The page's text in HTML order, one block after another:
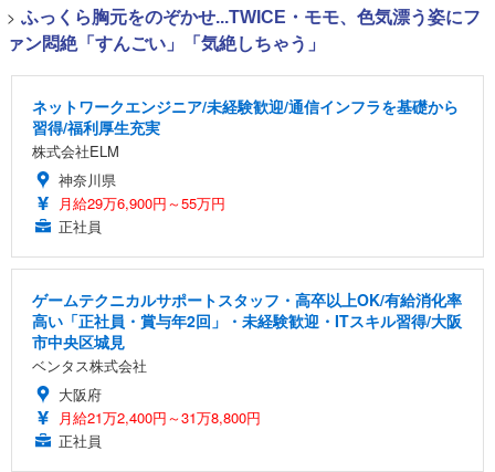
> ふっくら胸元をのぞかせ...TWICE・モモ、色気漂う姿にフ
ァン悶絶「すんごい」「気絶しちゃう」
ネットワークエンジニア/未経験歓迎/通信インフラを基礎から
習得/福利厚生充実
株式会社ELM
神奈川県
月給29万6,900円～55万円
正社員
ゲームテクニカルサポートスタッフ・高卒以上OK/有給消化率
高い「正社員・賞与年2回」・未経験歓迎・ITスキル習得/大阪
市中央区城見
ベンタス株式会社
大阪府
月給21万2,400円～31万8,800円
正社員